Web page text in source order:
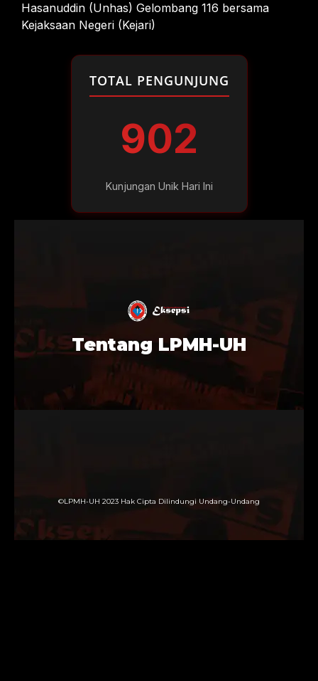
Hasanuddin (Unhas) Gelombang 116 bersama
Kejaksaan Negeri (Kejari)
TOTAL PENGUNJUNG
902
Kunjungan Unik Hari Ini
Tentang LPMH-UH
©LPMH-UH 2023 Hak Cipta Dilindungi Undang-Undang